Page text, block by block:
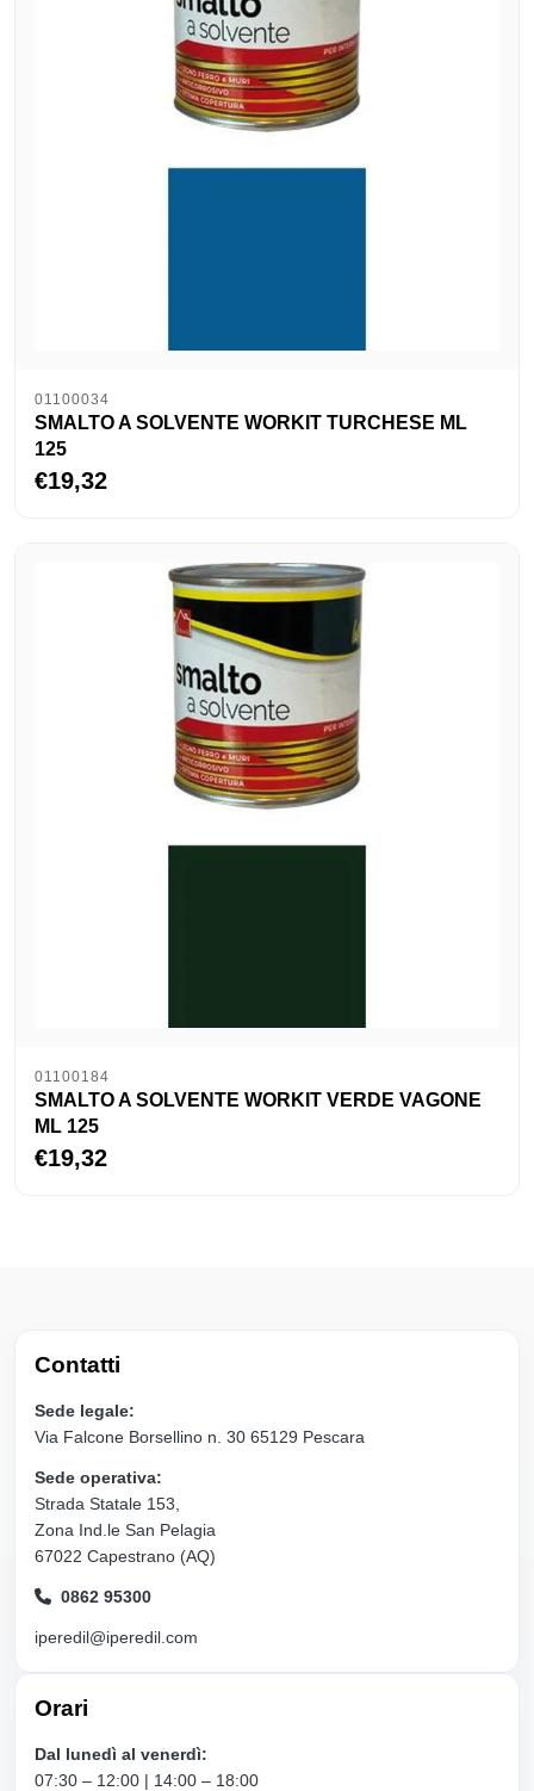
01100034
SMALTO A SOLVENTE WORKIT TURCHESE ML
125
€19,32
01100184
SMALTO A SOLVENTE WORKIT VERDE VAGONE
ML 125
€19,32
Contatti
Sede legale:
Via Falcone Borsellino n. 30 65129 Pescara
Sede operativa:
Strada Statale 153,
Zona Ind.le San Pelagia
67022 Capestrano (AQ)
0862 95300
iperedil@iperedil.com
Orari
Dal lunedì al venerdì:
07:30 – 12:00 | 14:00 – 18:00